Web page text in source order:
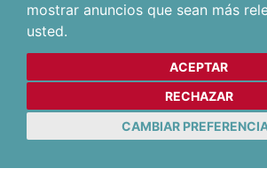
mostrar anuncios que sean más
usted.
ACEPTAR
RECHAZAR
CAMBIAR